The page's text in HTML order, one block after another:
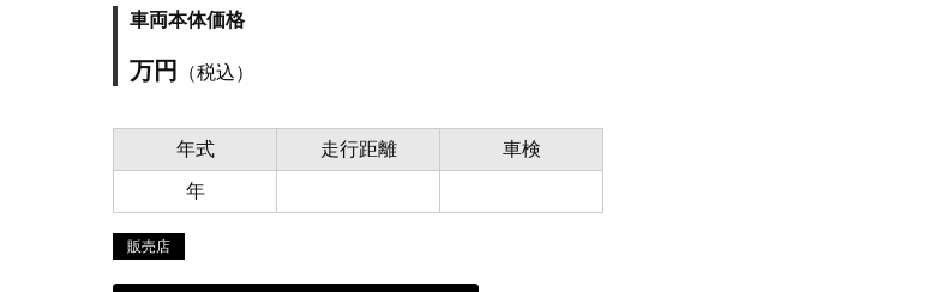
車両本体価格
万円 （税込）
年式 走行距離 車検
年
販売店